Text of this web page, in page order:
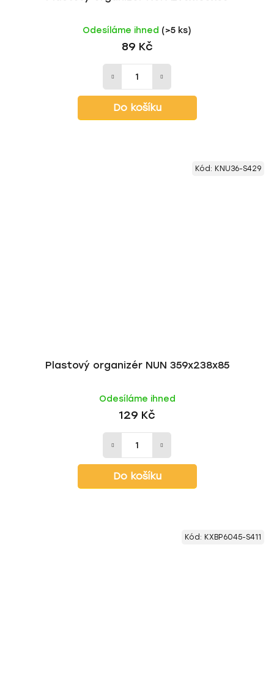
Odesíláme ihned (>5 ks)
89 Kč
Do košíku
Plastový organizér NUN 359x238x85
Odesíláme ihned
129 Kč
Do košíku
Kód: KNU36-S429
Kód: KXBP6045-S411